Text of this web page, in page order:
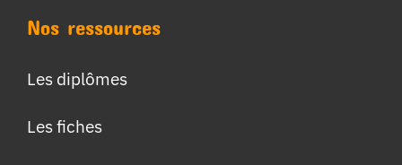
Nos ressources
Les diplômes
Les fiches